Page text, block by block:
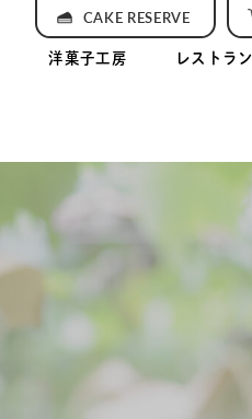
洋菓子工房 レストラン
CAKE RESERVE